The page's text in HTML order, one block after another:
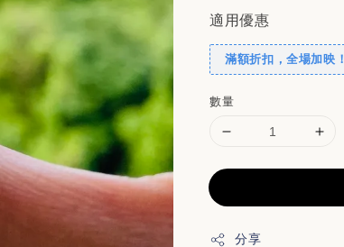
適用優惠
滿額折扣，全場加映！
數量
分享